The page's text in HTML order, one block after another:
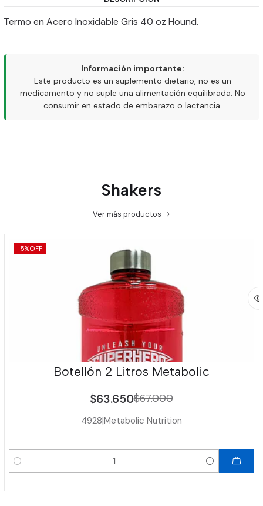
Termo en Acero Inoxidable Gris 40 oz Hound.
Información importante:
Este producto es un suplemento dietario, no es un
medicamento y no suple una alimentación equilibrada. No
consumir en estado de embarazo o lactancia.
Shakers
Ver más productos
-5%OFF
Botellón 2 Litros Metabolic
$63.650$67.000
4928|Metabolic Nutrition
Cantidad